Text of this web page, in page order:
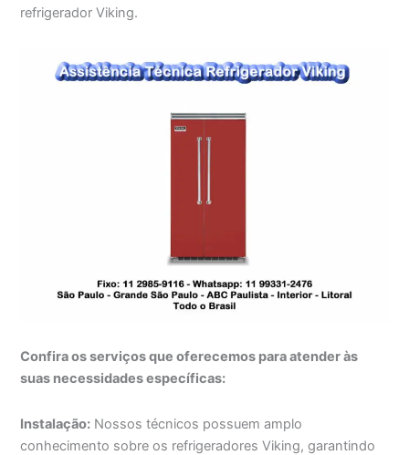
refrigerador Viking.
Confira os serviços que oferecemos para atender às
suas necessidades específicas:
Instalação: Nossos técnicos possuem amplo
conhecimento sobre os refrigeradores Viking, garantindo